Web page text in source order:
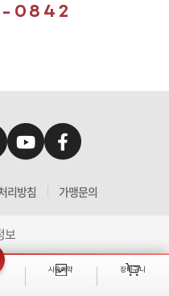
0842
리방침 가맹문의
보
시술예약 장바구니